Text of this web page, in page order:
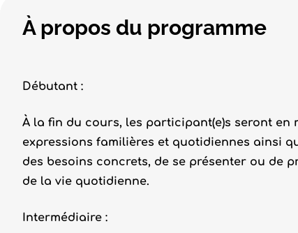
À propos du programme
Débutant :
À la fin du cours, les participant(e)s seront en
expressions familières et quotidiennes ainsi
des besoins concrets, de se présenter ou de
de la vie quotidienne.
Intermédiaire :